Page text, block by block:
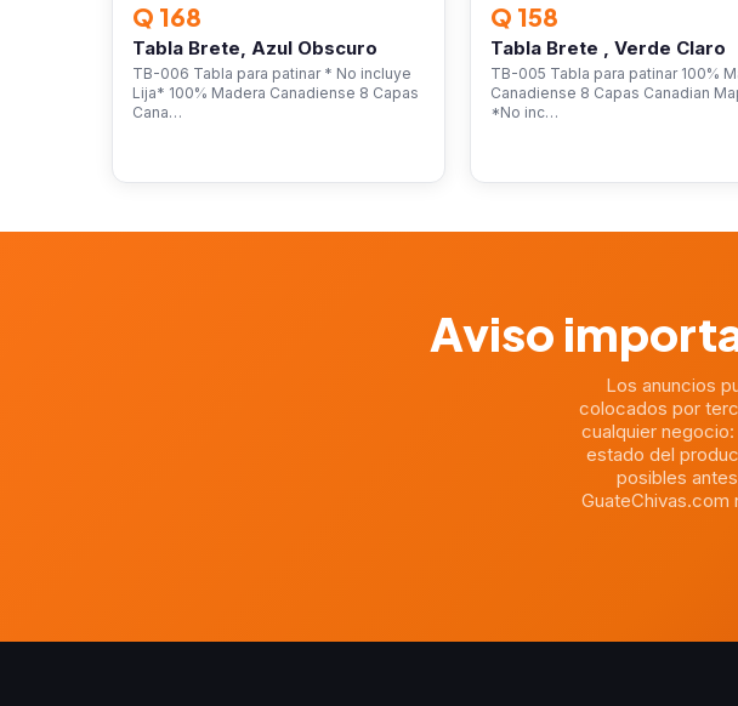
Q 168
Tabla Brete, Azul Obscuro
TB-006 Tabla para patinar * No incluye
Lija* 100% Madera Canadiense 8 Capas
Cana…
Q 158
Tabla Brete , Verde Claro
TB-005 Tabla para patinar 100%
Canadiense 8 Capas Canadian
*No inc…
Aviso
Los anuncios
colocados por
cualquier
estado del
posibles
GuateChivas.com